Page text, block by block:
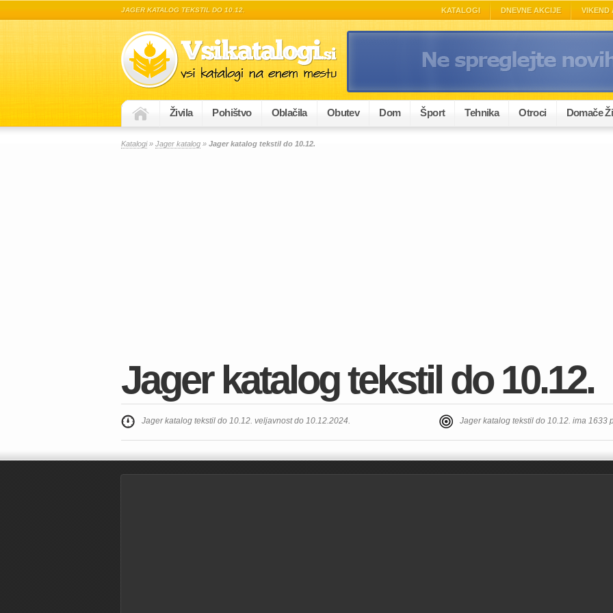
JAGER KATALOG TEKSTIL DO 10.12. KATALOGI DNEVNE AKCIJE VIKEND
Živila Pohištvo Oblačila Obutev Dom Šport Tehnika Otroci Domače
Katalogi» Jager katalog » Jager katalog tekstil do 10.12.
Jager katalog tekstil do 10.12.
Jager katalog tekstil do 10.12. veljavnost do 10.12.2024. Jager katalog tekstil do 10.12. ima 1633